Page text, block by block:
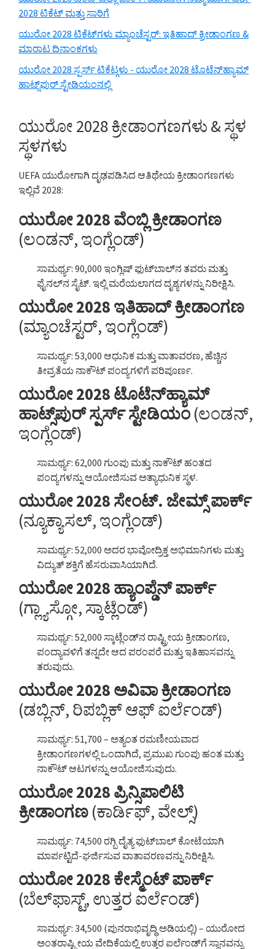
2028 ಟಿಕೆಟ್ ಮತ್ತು ಸಾರಿಗೆ
ಯುರೋ 2028 ಟಿಕೆಟ್‌ಗಳು ಮ್ಯಾಂಚೆಸ್ಟರ್: ಇತಿಹಾದ್ ಕ್ರೀಡಾಂಗಣ &
ಮಾರಾಟ ದಿನಾಂಕಗಳು
ಯುರೋ 2028 ಸ್ಪರ್ಸ್ ಟಿಕೆಟ್ಗಳು - ಯುರೋ 2028 ಟೊಟೆನ್‌ಹ್ಯಾಮ್
ಹಾಟ್ಸ್‌ಪುರ್ ಸ್ಟೇಡಿಯಂನಲ್ಲಿ
ಯುರೋ 2028 ಕ್ರೀಡಾಂಗಣಗಳು & ಸ್ಥಳ
ಸ್ಥಳಗಳು
UEFA ಯುರೋಗಾಗಿ ದೃಢಪಡಿಸಿದ ಆತಿಥೇಯ ಕ್ರೀಡಾಂಗಣಗಳು
ಇಲ್ಲಿವೆ 2028:
ಯುರೋ 2028 ವೆಂಬ್ಲಿ ಕ್ರೀಡಾಂಗಣ
(ಲಂಡನ್, ಇಂಗ್ಲೆಂಡ್)
ಸಾಮರ್ಥ್ಯ: 90,000 ಇಂಗ್ಲಿಷ್ ಫುಟ್‌ಬಾಲ್‌ನ ತವರು ಮತ್ತು
ಫೈನಲ್‌ನ ಸೈಟ್. ಇಲ್ಲಿ ಮರೆಯಲಾಗದ ದೃಶ್ಯಗಳನ್ನು ನಿರೀಕ್ಷಿಸಿ.
ಯುರೋ 2028 ಇತಿಹಾದ್ ಕ್ರೀಡಾಂಗಣ
(ಮ್ಯಾಂಚೆಸ್ಟರ್, ಇಂಗ್ಲೆಂಡ್)
ಸಾಮರ್ಥ್ಯ: 53,000 ಆಧುನಿಕ ಮತ್ತು ವಾತಾವರಣ, ಹೆಚ್ಚಿನ
ತೀವ್ರತೆಯ ನಾಕೌಟ್ ಪಂದ್ಯಗಳಿಗೆ ಪರಿಪೂರ್ಣ.
ಯುರೋ 2028 ಟೊಟೆನ್‌ಹ್ಯಾಮ್
ಹಾಟ್ಸ್‌ಪುರ್ ಸ್ಪರ್ಸ್ ಸ್ಟೇಡಿಯಂ (ಲಂಡನ್,
ಇಂಗ್ಲೆಂಡ್)
ಸಾಮರ್ಥ್ಯ: 62,000 ಗುಂಪು ಮತ್ತು ನಾಕೌಟ್ ಹಂತದ
ಪಂದ್ಯಗಳನ್ನು ಆಯೋಜಿಸುವ ಅತ್ಯಾಧುನಿಕ ಸ್ಥಳ.
ಯುರೋ 2028 ಸೇಂಟ್. ಜೇಮ್ಸ್ ಪಾರ್ಕ್
(ನ್ಯೂಕ್ಯಾಸಲ್, ಇಂಗ್ಲೆಂಡ್)
ಸಾಮರ್ಥ್ಯ: 52,000 ಅದರ ಭಾವೋದ್ರಿಕ್ತ ಅಭಿಮಾನಿಗಳು ಮತ್ತು
ವಿದ್ಯುತ್ ಶಕ್ತಿಗೆ ಹೆಸರುವಾಸಿಯಾಗಿದೆ.
ಯುರೋ 2028 ಹ್ಯಾಂಪ್ಡೆನ್ ಪಾರ್ಕ್
(ಗ್ಲ್ಯಾಸ್ಗೋ, ಸ್ಕಾಟ್ಲೆಂಡ್)
ಸಾಮರ್ಥ್ಯ: 52,000 ಸ್ಕಾಟ್ಲೆಂಡ್‌ನ ರಾಷ್ಟ್ರೀಯ ಕ್ರೀಡಾಂಗಣ,
ಪಂದ್ಯಾವಳಿಗೆ ತನ್ನದೇ ಆದ ಪರಂಪರೆ ಮತ್ತು ಇತಿಹಾಸವನ್ನು
ತರುವುದು.
ಯುರೋ 2028 ಅವಿವಾ ಕ್ರೀಡಾಂಗಣ
(ಡಬ್ಲಿನ್, ರಿಪಬ್ಲಿಕ್ ಆಫ್ ಐರ್ಲೆಂಡ್)
ಸಾಮರ್ಥ್ಯ: 51,700 – ಅತ್ಯಂತ ರಮಣೀಯವಾದ
ಕ್ರೀಡಾಂಗಣಗಳಲ್ಲಿ ಒಂದಾಗಿದೆ, ಪ್ರಮುಖ ಗುಂಪು ಹಂತ ಮತ್ತು
ನಾಕೌಟ್ ಆಟಗಳನ್ನು ಆಯೋಜಿಸುವುದು.
ಯುರೋ 2028 ಪ್ರಿನ್ಸಿಪಾಲಿಟಿ
ಕ್ರೀಡಾಂಗಣ (ಕಾರ್ಡಿಫ್, ವೇಲ್ಸ್)
ಸಾಮರ್ಥ್ಯ: 74,500 ರಗ್ಬಿ ದೈತ್ಯ ಫುಟ್‌ಬಾಲ್ ಕೋಟೆಯಾಗಿ
ಮಾರ್ಪಟ್ಟಿದೆ-ಘರ್ಜಿಸುವ ವಾತಾವರಣವನ್ನು ನಿರೀಕ್ಷಿಸಿ.
ಯುರೋ 2028 ಕೇಸ್ಮೆಂಟ್ ಪಾರ್ಕ್
(ಬೆಲ್‌ಫಾಸ್ಟ್, ಉತ್ತರ ಐರ್ಲೆಂಡ್)
ಸಾಮರ್ಥ್ಯ: 34,500 (ಪುನರಾಭಿವೃದ್ಧಿ ಅಡಿಯಲ್ಲಿ) – ಯುರೋದ
ಅಂತರಾಷ್ಟ್ರೀಯ ವೇದಿಕೆಯಲ್ಲಿ ಉತ್ತರ ಐರ್ಲೆಂಡ್‌ಗೆ ಸ್ಥಾನವನ್ನು